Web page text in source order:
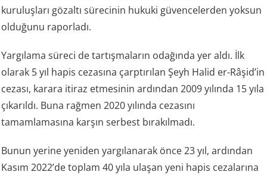
kuruluşları gözaltı sürecinin hukuki güvencelerden yoksun
olduğunu raporladı.
Yargılama süreci de tartışmaların odağında yer aldı. İlk
olarak 5 yıl hapis cezasına çarptırılan Şeyh Halid er-Râşid’in
cezası, karara itiraz etmesinin ardından 2009 yılında 15 yıla
çıkarıldı. Buna rağmen 2020 yılında cezasını
tamamlamasına karşın serbest bırakılmadı.
Bunun yerine yeniden yargılanarak önce 23 yıl, ardından
Kasım 2022’de toplam 40 yıla ulaşan yeni hapis cezalarına